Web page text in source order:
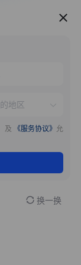
服务推荐
及 《服务协议》 允
换一换